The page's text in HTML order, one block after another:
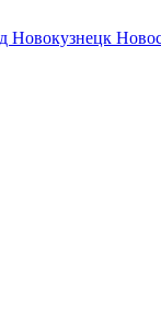
Новокузнецк